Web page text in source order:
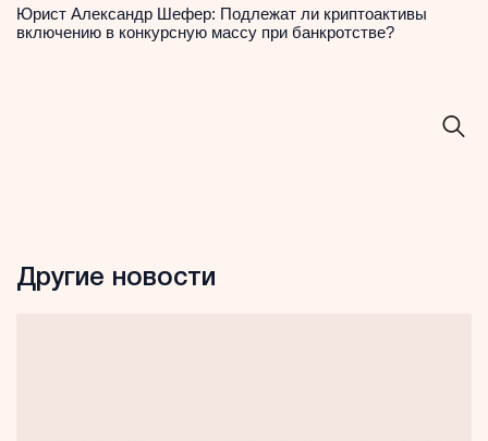
Юрист Александр Шефер: Подлежат ли криптоактивы
включению в конкурсную массу при банкротстве?
Другие новости